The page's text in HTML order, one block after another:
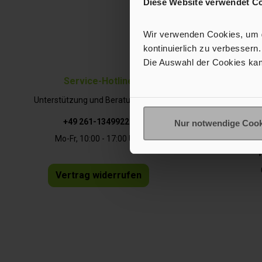
Wir verwenden Cookies,
kontinuierlich zu verbessern.
Die Auswahl der Cookies
Nur notwendige
Service-Hotline
Unterstützung und Beratung unter:
+49 261-13499228
Mo-Fr, 10:00 - 17:00 Uhr
Vertrag widerrufen
Ich habe die